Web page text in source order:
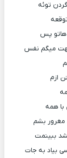
توئه
هاتو پس
بهت میگم نفس
ازم
همه
بشم
ببینمت
بیاد به جات